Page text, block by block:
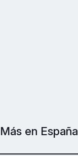
Más en España